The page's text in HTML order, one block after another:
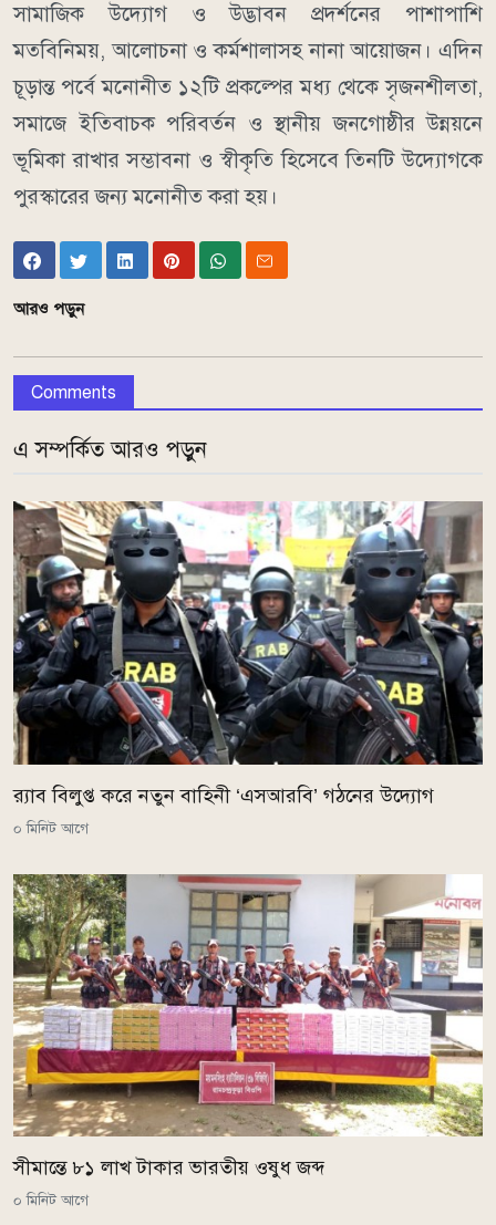
সামাজিক উদ্যোগ ও উদ্ভাবন প্রদর্শনের পাশাপাশি
মতবিনিময়, আলোচনা ও কর্মশালাসহ নানা আয়োজন। এদিন
চূড়ান্ত পর্বে মনোনীত ১২টি প্রকল্পের মধ্য থেকে সৃজনশীলতা,
সমাজে ইতিবাচক পরিবর্তন ও স্থানীয় জনগোষ্ঠীর উন্নয়নে
ভূমিকা রাখার সম্ভাবনা ও স্বীকৃতি হিসেবে তিনটি উদ্যোগকে
পুরস্কারের জন্য মনোনীত করা হয়।
আরও পড়ুন
Comments
এ সম্পর্কিত আরও পড়ুন
র‌্যাব বিলুপ্ত করে নতুন বাহিনী ‘এসআরবি’ গঠনের উদ্যোগ
০ মিনিট আগে
সীমান্তে ৮১ লাখ টাকার ভারতীয় ওষুধ জব্দ
০ মিনিট আগে